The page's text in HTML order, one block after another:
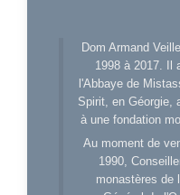
Dom Armand
1998 à 2017. Il
l'Abbaye de
Spirit, en Géorgie,
à une fondation
Au moment de
1990,
monastères de